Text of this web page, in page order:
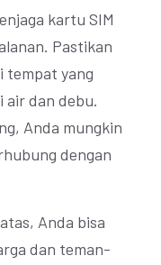
kartu SIM
Pastikan
tempat yang
air dan debu.
Anda mungkin
dengan
Anda bisa
dan teman-